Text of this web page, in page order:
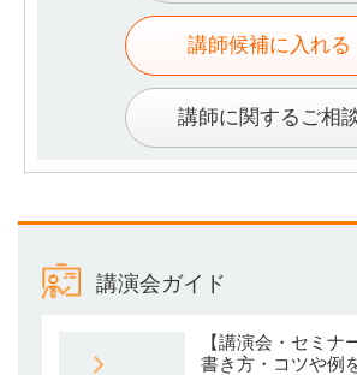
講師候補に入れる
講師に関するご相
講演会ガイド
【講演会・セミナ
書き方・コツや例